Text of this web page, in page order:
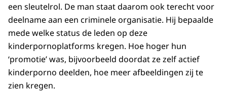
een sleutelrol. De man staat daarom ook terecht voor
deelname aan een criminele organisatie. Hij bepaalde
mede welke status de leden op deze
kinderpornoplatforms kregen. Hoe hoger hun
‘promotie’ was, bijvoorbeeld doordat ze zelf actief
kinderporno deelden, hoe meer afbeeldingen zij te
zien kregen.